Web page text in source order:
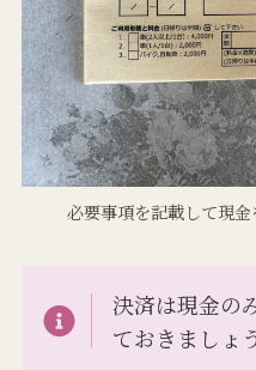
必要事項を記載して現
決済は現金の
ておきましょう